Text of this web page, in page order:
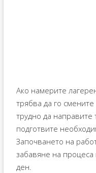
Ако намерите
трябва да го
трудно да
подготвите
Започването на
забавяне на
ден.